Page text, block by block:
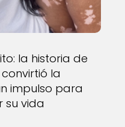
la historia de
la
impulso para
su vida